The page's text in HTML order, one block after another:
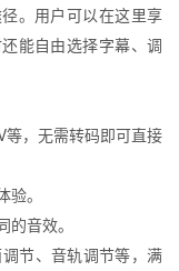
。用户可以在这里享
能自由选择字幕、调
等，无需转码即可直接
。
音效。
节、音轨调节等，满